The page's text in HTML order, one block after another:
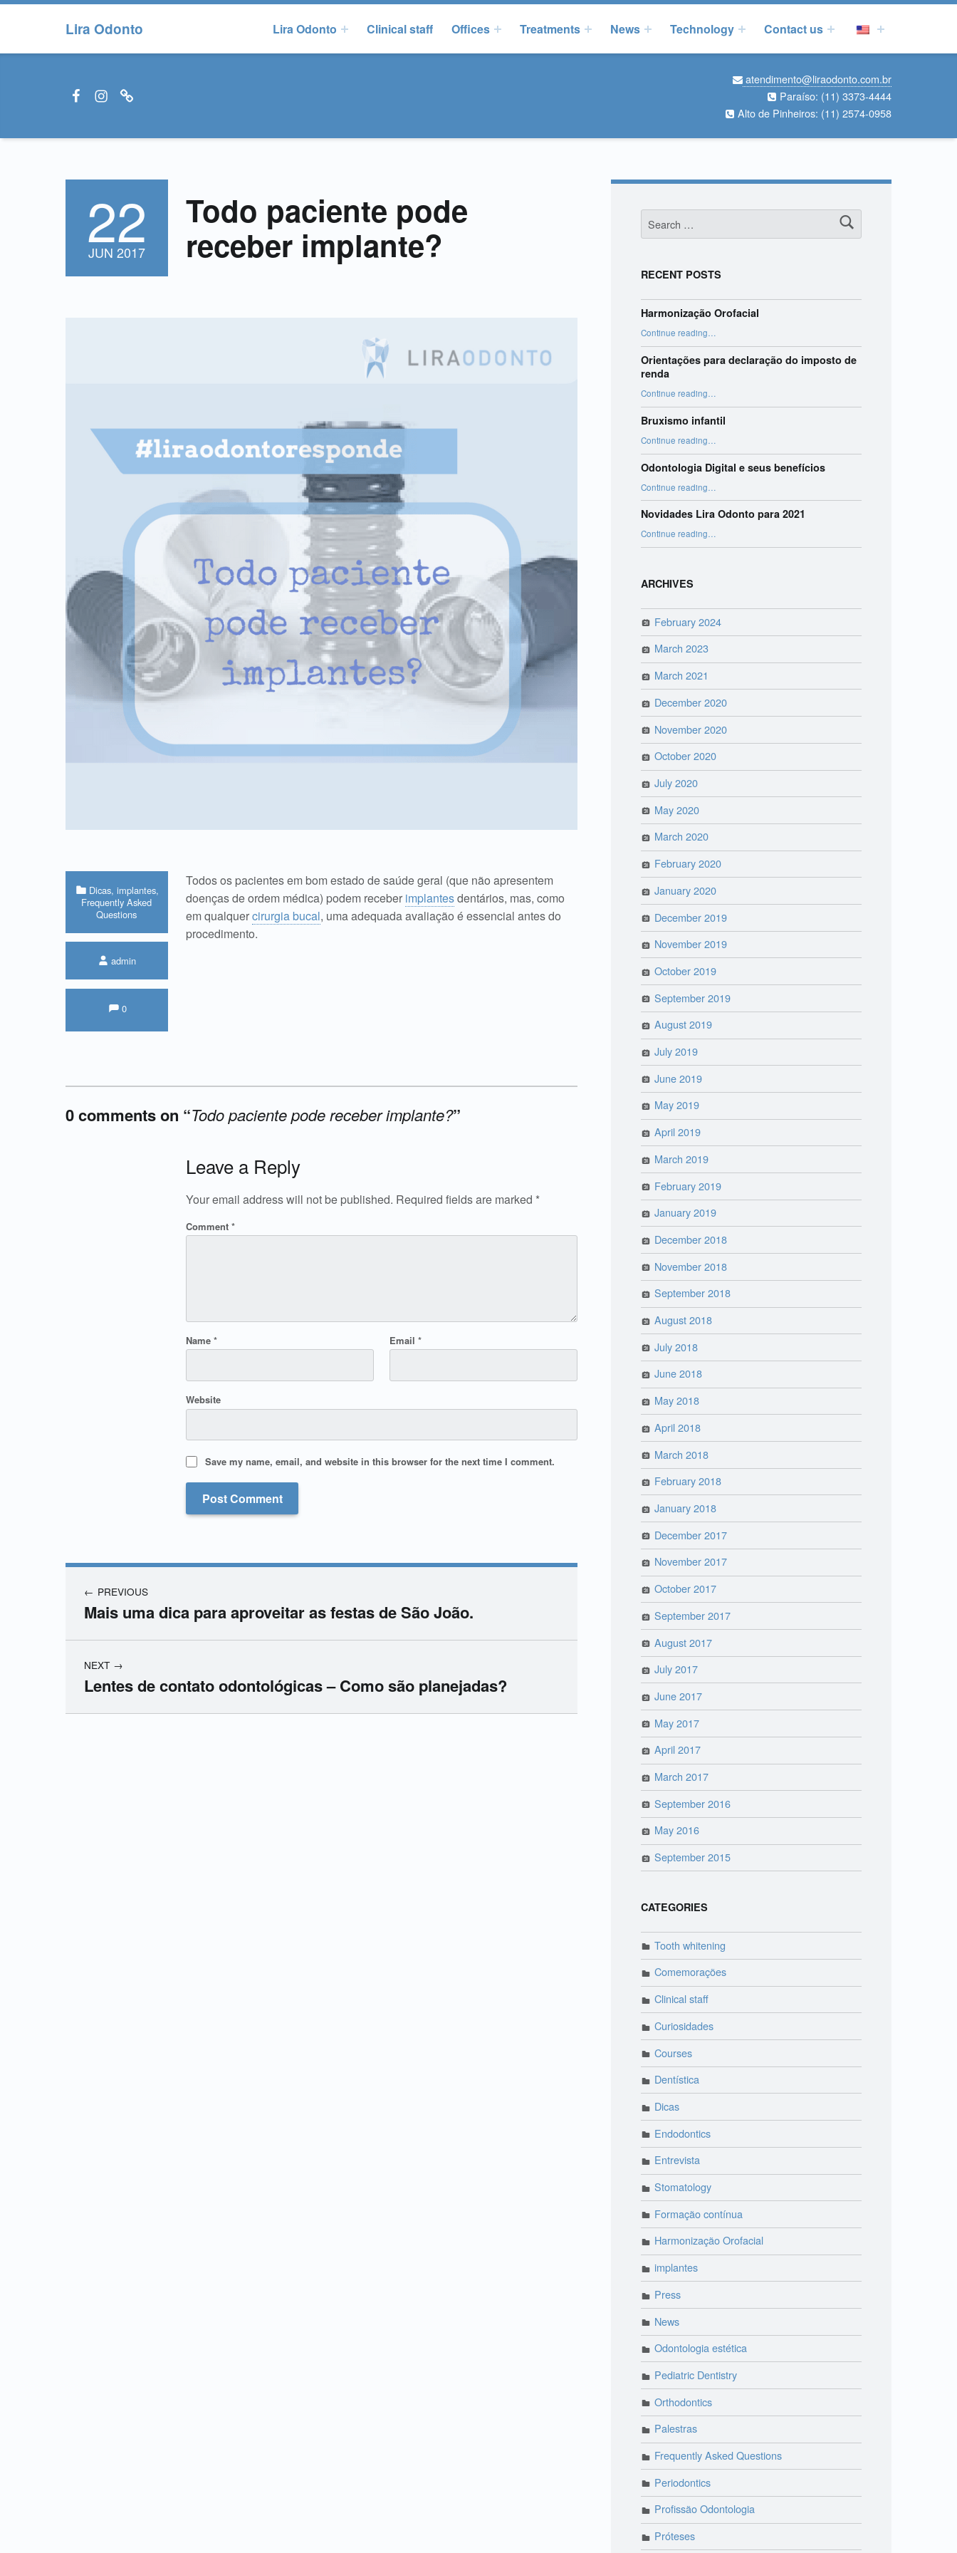
Lira Odonto Lira Odonto Clinical staff Offices Treatments News Technology Contact us
Facebook LiraOdonto
Instagram LiraOdonto
Site LiraOdonto
atendimento@liraodonto.com.br
Paraíso: (11) 3373-4444
Alto de Pinheiros: (11) 2574-0958
Todo paciente pode
receber implante?
22
JUN 2017
Todos os pacientes em bom estado de saúde geral (que não apresentem
doenças de ordem médica) podem receber implantesdentários, mas, como
em qualquercirurgia bucal, uma adequada avaliação é essencial antes do
procedimento.
Categorized in:
Dicas, implantes,
Frequently Asked
Questions
Written by:
admin
Comments:
Comments:
0
0 comments on “Todo paciente pode receber implante?”
Add yours →
Leave a Reply
Your email address will not be published. Required fields are marked *
Comment*
Name* Email*
Website
Save my name, email, and website in this browser for the next time I comment.
PREVIOUS
Mais uma dica para aproveitar as festas de São João.
NEXT
Lentes de contato odontológicas – Como são planejadas?
Skip back to main navigation
Search for:
RECENT POSTS
Harmonização Orofacial
Continue reading …
Orientações para declaração do imposto de
renda
Continue reading“Orientações para declaração do imposto de renda”
…
Bruxismo infantil
Continue reading …
Odontologia Digital e seus benefícios
Continue reading …
Novidades Lira Odonto para 2021
Continue reading“Novidades Lira Odonto para 2021”
…
ARCHIVES
February 2024
March 2023
March 2021
December 2020
November 2020
October 2020
July 2020
May 2020
March 2020
February 2020
January 2020
December 2019
November 2019
October 2019
September 2019
August 2019
July 2019
June 2019
May 2019
April 2019
March 2019
February 2019
January 2019
December 2018
November 2018
September 2018
August 2018
July 2018
June 2018
May 2018
April 2018
March 2018
February 2018
January 2018
December 2017
November 2017
October 2017
September 2017
August 2017
July 2017
June 2017
May 2017
April 2017
March 2017
September 2016
May 2016
September 2015
CATEGORIES
Tooth whitening
Comemorações
Clinical staff
Curiosidades
Courses
Dentística
Dicas
Endodontics
Entrevista
Stomatology
Formação contínua
Harmonização Orofacial
implantes
Press
News
Odontologia estética
Pediatric Dentistry
Orthodontics
Palestras
Frequently Asked Questions
Periodontics
Profissão Odontologia
Próteses